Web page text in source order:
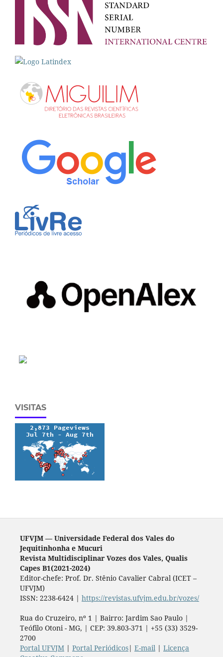
VISITAS
UFVJM — Universidade Federal dos Vales do
Jequitinhonha e Mucuri
Revista Multidisciplinar Vozes dos Vales, Qualis
Capes B1(2021-2024)
Editor-chefe: Prof. Dr. Stênio Cavalier Cabral (ICET –
UFVJM)
ISSN: 2238-6424 | https://revistas.ufvjm.edu.br/vozes/
Rua do Cruzeiro, nº 1 | Bairro: Jardim Sao Paulo |
Teófilo Otoni - MG, | CEP: 39.803-371 | +55 (33) 3529-
2700
Portal UFVJM| Portal Periódicos| E-mail | Licença